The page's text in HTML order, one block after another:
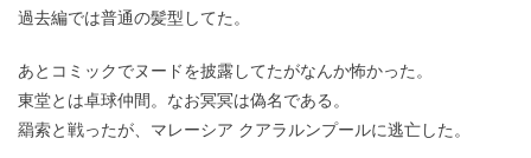
過去編では普通の髪型してた。
あとコミックでヌードを披露してたがなんか怖かった。
東堂とは卓球仲間。なお冥冥は偽名である。
羂索と戦ったが、マレーシア クアラルンプールに逃亡した。